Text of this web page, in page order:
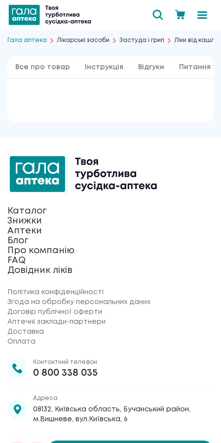
Гала аптека Лікарські засоби Застуда і грип Ліки від кашлю
Все про товар Інструкція Відгуки Питання та
Каталог
Знижки
Аптеки
Блог
Про компанію
FAQ
Довідник ліків
Політика конфіденційності
Згода на обробку персональних даних
Договір публічної оферти
Аптечні заклади-партнери
Доставка
Оплата
Контактний телефон
0 800 338 035
Адреса
08132, Київська область, Бучанський район,
м.Вишневе, вул.Київська, 6